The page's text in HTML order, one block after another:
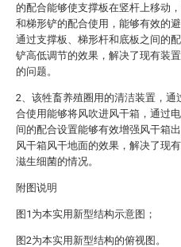
的配合能够使支撑板在竖杆上移动
和梯形铲的配合使用，能够有效的
通过支撑板、梯形杆和底板之间的
铲高低调节的效果，解决了现有装
的问题。
2、该牲畜养殖圈用的清洁装置，通
合使用能够将风吹进风干箱，通过
间的配合设置能够有效增强风干箱
风干箱风干地面的效果，解决了现
滋生细菌的情况。
附图说明
图1为本实用新型结构示意图；
图2为本实用新型结构的俯视图。